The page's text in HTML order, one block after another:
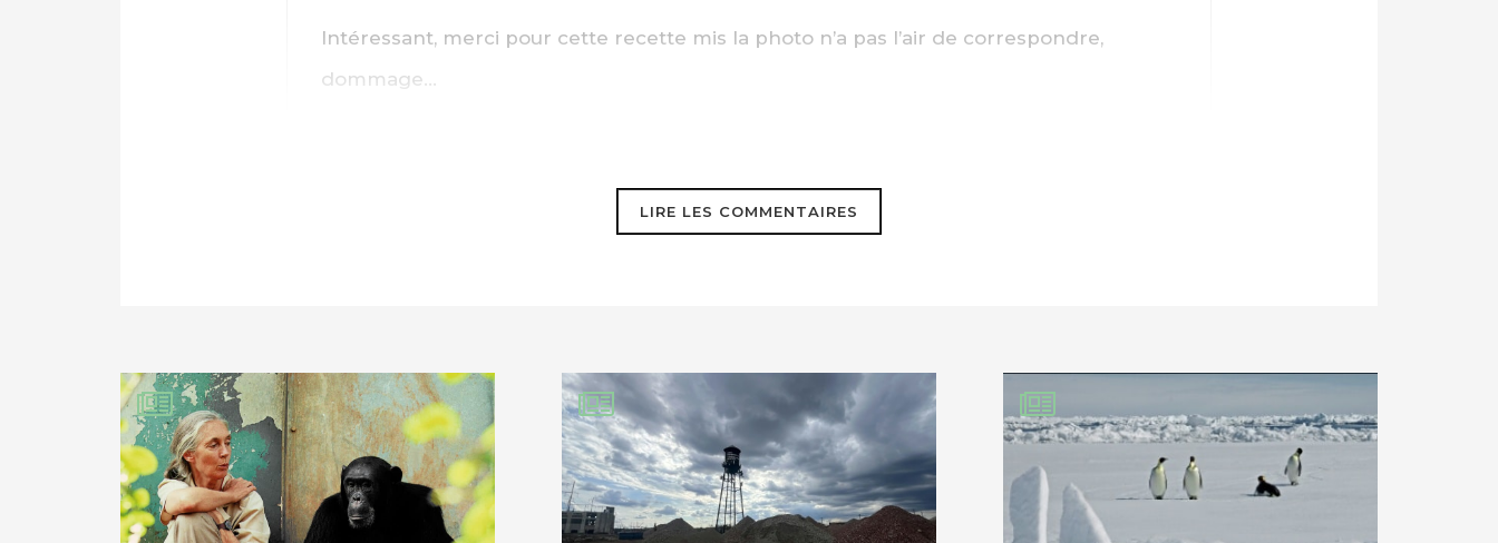
Intéressant, merci pour cette recette mis la photo n’a pas l’air de correspondre,
dommage…
LIRE LES COMMENTAIRES